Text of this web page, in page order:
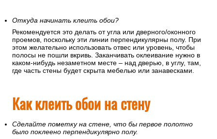
Откуда начинать клеить обои?
Рекомендуется это делать от угла или дверного/оконного
проемов, поскольку эти линии перпендикулярны полу. При
этом желательно использовать отвес или уровень, чтобы
полосы не пошли вкривь. Заканчивать оклеивание нужно в
каком-нибудь незаметном месте – над дверью, в углу, там,
где часть стены будет скрыта мебелью или занавесками.
Как клеить обои на стену
Сделайте пометку на стене, что бы первое полотно
было поклеено перпендикулярно полу.